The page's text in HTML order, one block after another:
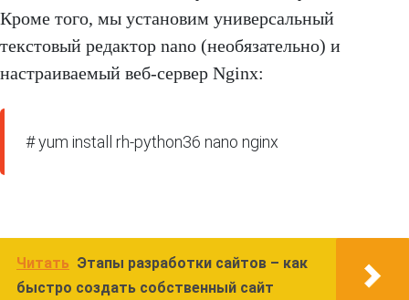
Кроме того, мы установим универсальный
текстовый редактор nano (необязательно) и
настраиваемый веб-сервер Nginx:
# yum install rh-python36 nano nginx
Читать Этапы разработки сайтов – как
быстро создать собственный сайт